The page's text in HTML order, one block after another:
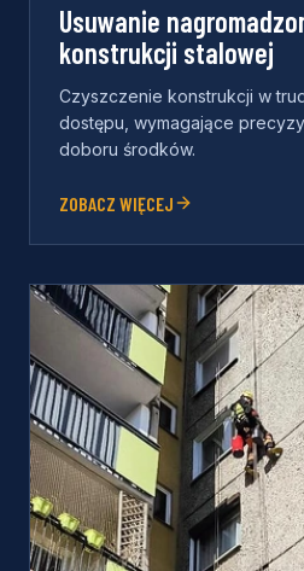
Usuwanie
konstrukcji stalowej
Czyszczenie konstrukcji w
dostępu, wymagające
doboru środków.
ZOBACZ WIĘCEJ